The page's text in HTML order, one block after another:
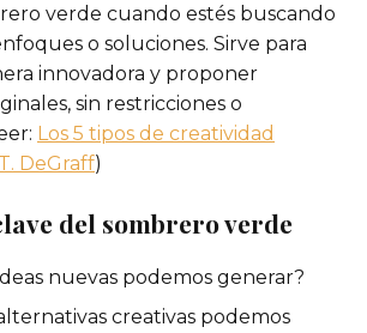
verde cuando estés buscando
o soluciones. Sirve para
innovadora y proponer
sin restricciones o
Los 5 tipos de creatividad
DeGraff)
del sombrero verde
nuevas podemos generar?
creativas podemos